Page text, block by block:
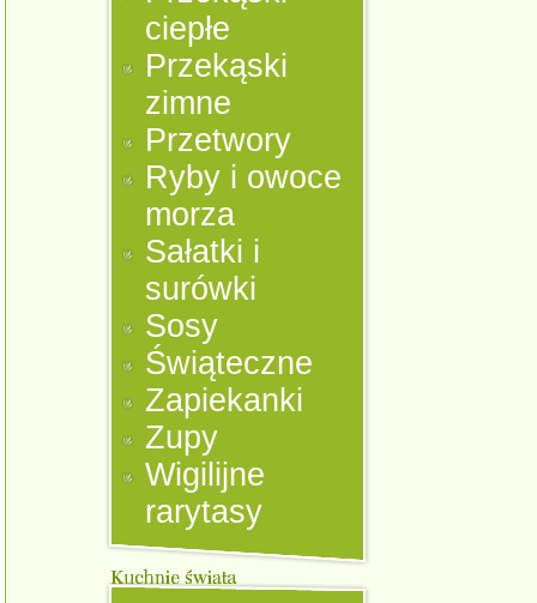
ciepłe
Przekąski
zimne
Przetwory
Ryby i owoce
morza
Sałatki i
surówki
Sosy
Świąteczne
Zapiekanki
Zupy
Wigilijne
rarytasy